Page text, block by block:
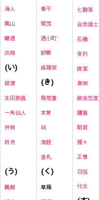
海人
嵐山
蟻通
淡路
(い)
碇潜
生田敦盛
一角仙人
井筒
岩舟
(う)
鵜飼
兼平
賀茂
通小町
邯鄲
咸陽宮
(き)
菊慈童
木曾
砧
清経
金札
(く)
草薙
七騎落
自然居士
石橋
舎利
俊寛
春栄
俊成忠度
鍾馗
昭君
猩々
正尊
白鬚
代主